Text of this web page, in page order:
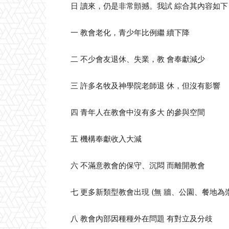
日 讀來，仍是非常顫撼。我試 綜合其內容如下
一 教會老化，青少年比例繼 續下降
二 不少會友退休、失業，教 會奉獻減少
三 許多名牧及神學院老師退 休，但沒有影響
四 青年人在教會中沒有多大 的參與空間
五 機構奉獻收入大減
六 不滿意教會的保守、沉悶 而離開教會
七 更多新類型教會出現 (無 牆、公園、餐地為
八 教會內部因種種外在問題 有對立及分歧